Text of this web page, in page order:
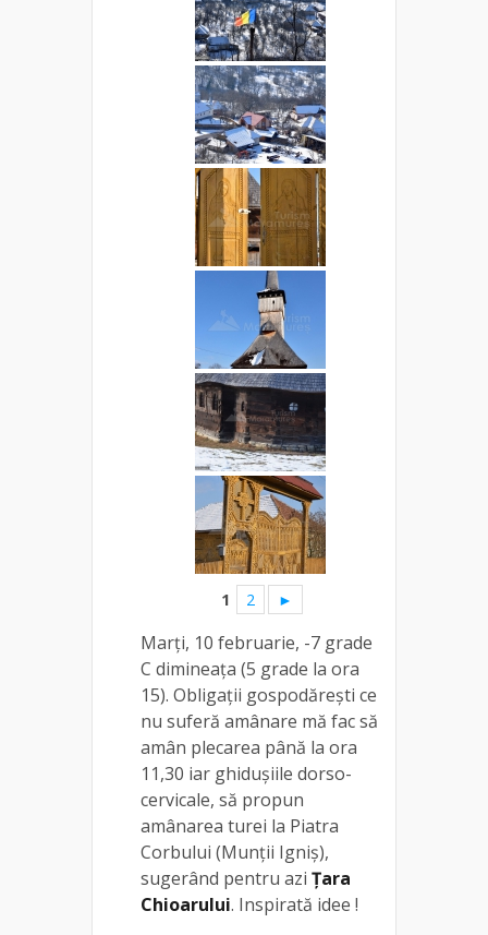
1 2 ►
Marți, 10 februarie, -7 grade
C dimineața (5 grade la ora
15). Obligații gospodărești ce
nu suferă amânare mă fac să
amân plecarea până la ora
11,30 iar ghidușiile dorso-
cervicale, să propun
amânarea turei la Piatra
Corbului (Munții Igniș),
sugerând pentru azi Țara
Chioarului. Inspirată idee !